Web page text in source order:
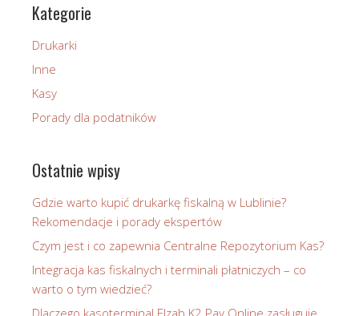
Kategorie
Drukarki
Inne
Kasy
Porady dla podatników
Ostatnie wpisy
Gdzie warto kupić drukarkę fiskalną w Lublinie?
Rekomendacje i porady ekspertów
Czym jest i co zapewnia Centralne Repozytorium Kas?
Integracja kas fiskalnych i terminali płatniczych – co
warto o tym wiedzieć?